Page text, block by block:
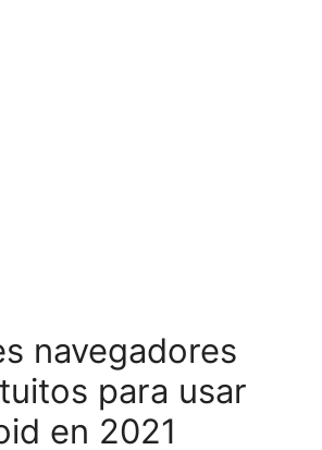
navegadores
para usar
en 2021